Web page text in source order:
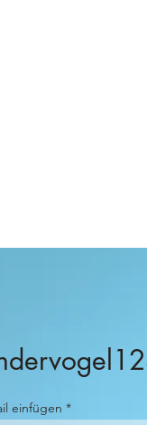
einfügen